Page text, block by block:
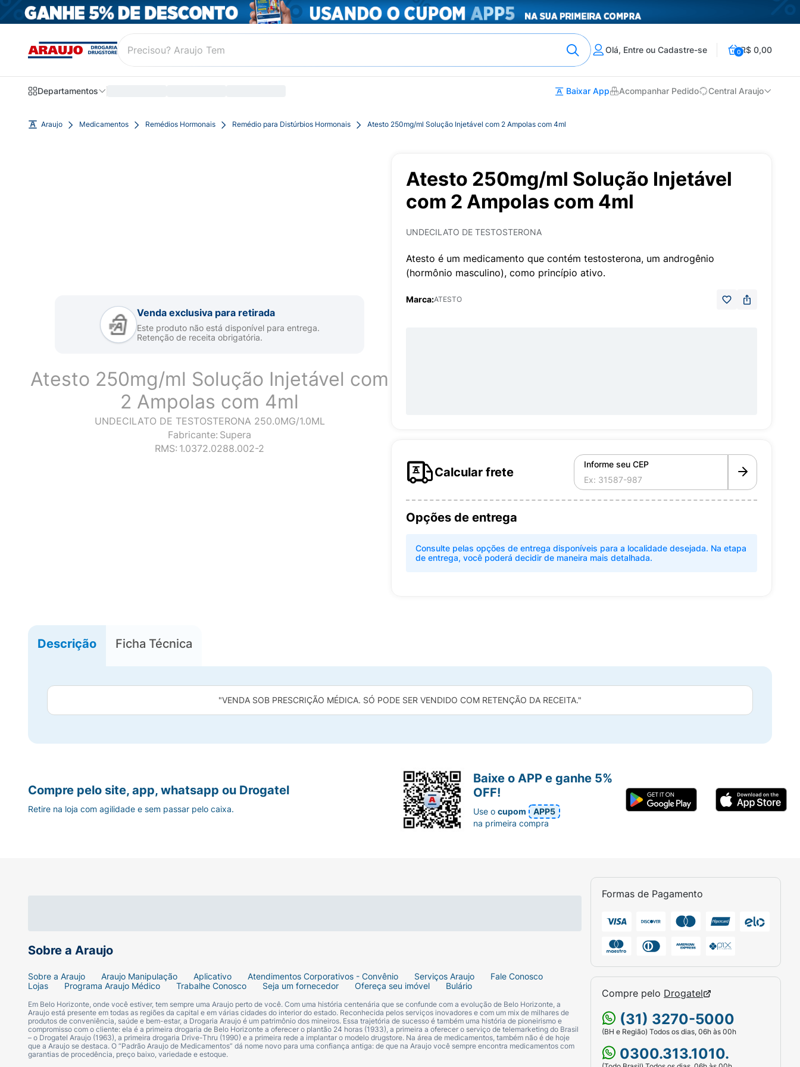
Olá, Entre ou Cadastre-se 0R$ 0,00
Departamentos Baixar App Acompanhar Pedido Central Araujo
Araujo Medicamentos Remédios Hormonais Remédio para Distúrbios Hormonais Atesto 250mg/ml Solução Injetável com 2 Ampolas com 4ml
Venda exclusiva para retirada
Este produto não está disponível para entrega.
Retenção de receita obrigatória.
Atesto 250mg/ml Solução Injetável com
2 Ampolas com 4ml
UNDECILATO DE TESTOSTERONA 250.0MG/1.0ML
Fabricante: Supera
RMS: 1.0372.0288.002-2
Atesto 250mg/ml Solução Injetável
com 2 Ampolas com 4ml
UNDECILATO DE TESTOSTERONA
Atesto é um medicamento que contém testosterona, um androgênio
(hormônio masculino), como princípio ativo.
Marca:ATESTO
Calcular frete
Informe seu CEP
Opções de entrega
Consulte pelas opções de entrega disponíveis para a localidade desejada. Na etapa
de entrega, você poderá decidir de maneira mais detalhada.
Descrição Ficha Técnica
"VENDA SOB PRESCRIÇÃO MÉDICA. SÓ PODE SER VENDIDO COM RETENÇÃO DA RECEITA."
Sobre a Araujo
Sobre a Araujo Araujo Manipulação Aplicativo Atendimentos Corporativos - Convênio Serviços Araujo
Fale Conosco
Lojas
Programa Araujo Médico Trabalhe Conosco Seja um fornecedor Ofereça seu imóvel Bulário
Em Belo Horizonte, onde você estiver, tem sempre uma Araujo perto de você. Com uma história centenária que se confunde com a evolução de Belo Horizonte, a
Araujo está presente em todas as regiões da capital e em várias cidades do interior do estado. Reconhecida pelos serviços inovadores e com um mix de milhares de
produtos de conveniência, saúde e bem-estar, a Drogaria Araujo é um patrimônio dos mineiros. Essa trajetória de sucesso é também uma história de pioneirismo e
compromisso com o cliente: ela é a primeira drogaria de Belo Horizonte a oferecer o plantão 24 horas (1933), a primeira a oferecer o serviço de telemarketing do Brasil
– o Drogatel Araujo (1963), a primeira drogaria Drive-Thru (1990) e a primeira rede a implantar o modelo drugstore. Na área de medicamentos, também não é de hoje
que a Araujo se destaca. O “Padrão Araujo de Medicamentos” dá nome novo para uma confiança antiga: de que na Araujo você sempre encontra medicamentos com
garantias de procedência, preço baixo, variedade e estoque.
Formas de Pagamento
Compre pelo Drogatel
(31) 3270-5000
(BH e Região) Todos os dias, 06h às 00h
0300.313.1010.
Compre pelo site, app, whatsapp ou Drogatel
Retire na loja com agilidade e sem passar pelo caixa.
Baixe o APP e ganhe 5%
OFF!
Use ocupom
APP5
na primeira compra